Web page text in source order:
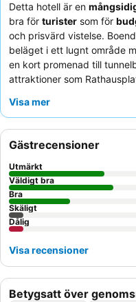
Detta hotell är en
bra för turister som för
och prisvärd vistelse.
beläget i ett lugnt område
en kort promenad till
attraktioner som
variation, inklusive färsk
servicen
får högt beröm
tillmötesgående natur, där
uppmärksammas för sin
För en lugnare upplevelse
rum mot trädgården.
Visa mer
Betygsatt över
Gästrecensioner
Utmärkt
Väldigt bra
Bra
Skäligt
Dålig
Visa recensioner